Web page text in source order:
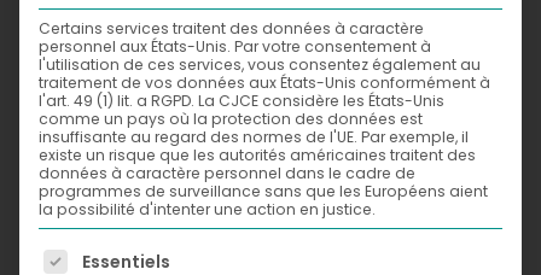
Certains services traitent des données à caractère
personnel aux États-Unis. Par votre consentement à
l'utilisation de ces services, vous consentez également au
traitement de vos données aux États-Unis conformément à
l'art. 49 (1) lit. a RGPD. La CJCE considère les États-Unis
comme un pays où la protection des données est
insuffisante au regard des normes de l'UE. Par exemple, il
existe un risque que les autorités américaines traitent des
données à caractère personnel dans le cadre de
programmes de surveillance sans que les Européens aient
la possibilité d'intenter une action en justice.
La liste suivante énumère les groupes de services
Essentiels